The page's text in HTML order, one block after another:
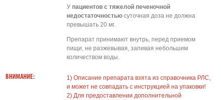
У пациентов с тяжелой печеночной
недостаточностьюсуточная доза не должна
превышать 20 мг.
Препарат принимают внутрь, перед приемом
пищи, не разжевывая, запивая небольшим
количеством воды.
ВНИМАНИЕ:
1) Описание препарата взята из справочника РЛС,
и может не совпадать с инструкцией на упаковки!
2) Для предоставлении дополнительной